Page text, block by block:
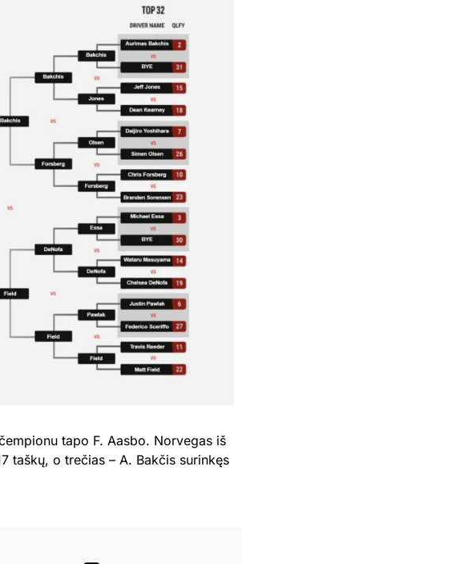
tapo F. Aasbo. Norvegas iš
taškų, o trečias – A. Bakčis surinkęs